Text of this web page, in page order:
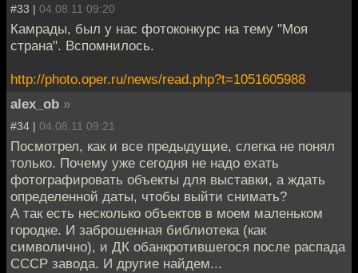
#33 | 04.08.11 09:20
Камрады, был у нас фотоконкурс на тему "Моя
страна". Вспомнилось.
http://photo.oper.ru/news/read.php?t=1051605988
alex_ob »
#34 | 04.08.11 09:21
Посмотрел, как и все предыдущие, слегка не понял
только. Почему уже сегодня не надо ехать
фотографировать объекты для выставки, а ждать
определенной даты, чтобы выйти снимать?
А так есть несколько объектов в моем маленьком
городке. И заброшенная библиотека (как
символично), и ДК обанкротившегося после распада
СССР завода. И другие найдем...